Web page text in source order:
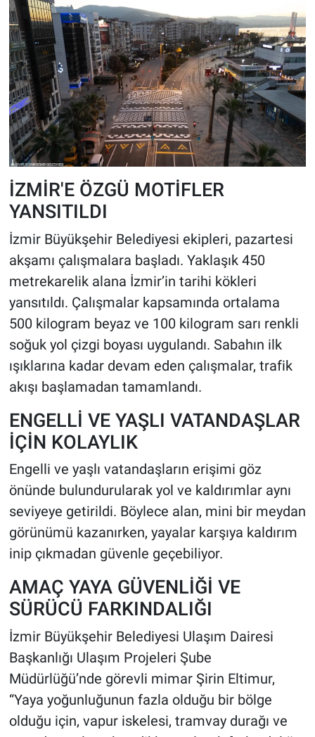
İZMİR'E ÖZGÜ MOTİFLER
YANSITILDI
İzmir Büyükşehir Belediyesi ekipleri, pazartesi
akşamı çalışmalara başladı. Yaklaşık 450
metrekarelik alana İzmir’in tarihi kökleri
yansıtıldı. Çalışmalar kapsamında ortalama
500 kilogram beyaz ve 100 kilogram sarı renkli
soğuk yol çizgi boyası uygulandı. Sabahın ilk
ışıklarına kadar devam eden çalışmalar, trafik
akışı başlamadan tamamlandı.
ENGELLİ VE YAŞLI VATANDAŞLAR
İÇİN KOLAYLIK
Engelli ve yaşlı vatandaşların erişimi göz
önünde bulundurularak yol ve kaldırımlar aynı
seviyeye getirildi. Böylece alan, mini bir meydan
görünümü kazanırken, yayalar karşıya kaldırım
inip çıkmadan güvenle geçebiliyor.
AMAÇ YAYA GÜVENLİĞİ VE
SÜRÜCÜ FARKINDALIĞI
İzmir Büyükşehir Belediyesi Ulaşım Dairesi
Başkanlığı Ulaşım Projeleri Şube
Müdürlüğü’nde görevli mimar Şirin Eltimur,
“Yaya yoğunluğunun fazla olduğu bir bölge
olduğu için, vapur iskelesi, tramvay durağı ve